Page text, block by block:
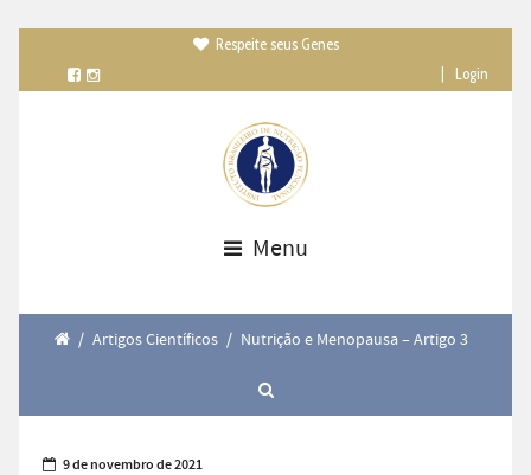
Respeite seus Genes
Login
Menu
/ Artigos Científicos / Nutrição e Menopausa – Artigo 3
9 de novembro de 2021